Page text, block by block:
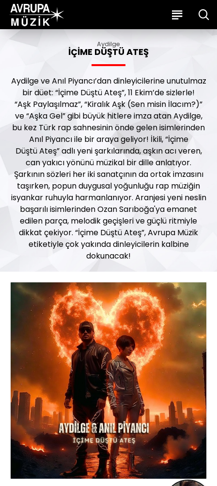
Aydilge
İÇIME DÜŞTÜ ATEŞ
Aydilge ve Anıl Piyancı’dan dinleyicilerine unutulmaz
bir düet: “İçime Düştü Ateş”, 11 Ekim’de sizlerle!
“Aşk Paylaşılmaz”, “Kiralık Aşk (Sen misin İlacım?)”
ve “Aşka Gel” gibi büyük hitlere imza atan Aydilge,
bu kez Türk rap sahnesinin önde gelen isimlerinden
Anıl Piyancı ile bir araya geliyor! İkili, “İçime
Düştü Ateş” adlı yeni şarkılarında, aşkın acı veren,
can yakıcı yönünü müzikal bir dille anlatıyor.
Şarkının sözleri her iki sanatçının da ortak imzasını
taşırken, popun duygusal yoğunluğu rap müziğin
isyankar ruhuyla harmanlanıyor. Aranjesi yeni neslin
başarılı isimlerinden Ozan Sarıboğa'ya emanet
edilen parça, melodik geçişleri ve güçlü ritmiyle
dikkat çekiyor. “İçime Düştü Ateş”, Avrupa Müzik
etiketiyle çok yakında dinleyicilerin kalbine
dokunacak!